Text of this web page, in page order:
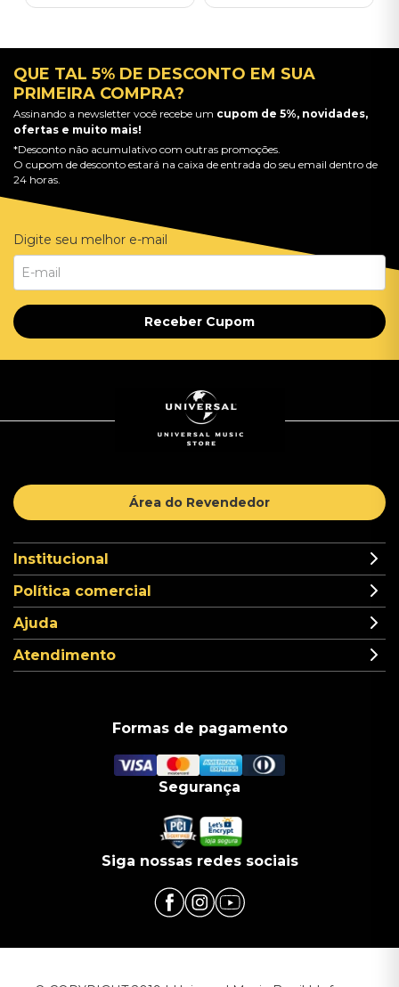
QUE TAL 5% DE DESCONTO EM SUA
PRIMEIRA COMPRA?
Assinando a newsletter você recebe um cupom de 5%, novidades,
ofertas e muito mais!
*Desconto não acumulativo com outras promoções.
O cupom de desconto estará na caixa de entrada do seu email dentro de
24 horas.
Digite seu melhor e-mail
Receber Cupom
Área do Revendedor
Institucional
Política comercial
Ajuda
Atendimento
Formas de pagamento
Segurança
Siga nossas redes sociais